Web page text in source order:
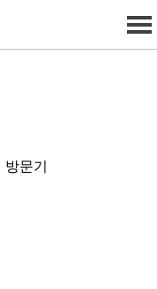
후기
문기